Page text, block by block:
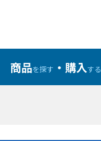
商品を探す ・購入する